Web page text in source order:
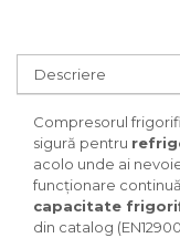
Descriere
Compresorul
sigură pentru
acolo unde ai
funcționare
capacitate
din catalog